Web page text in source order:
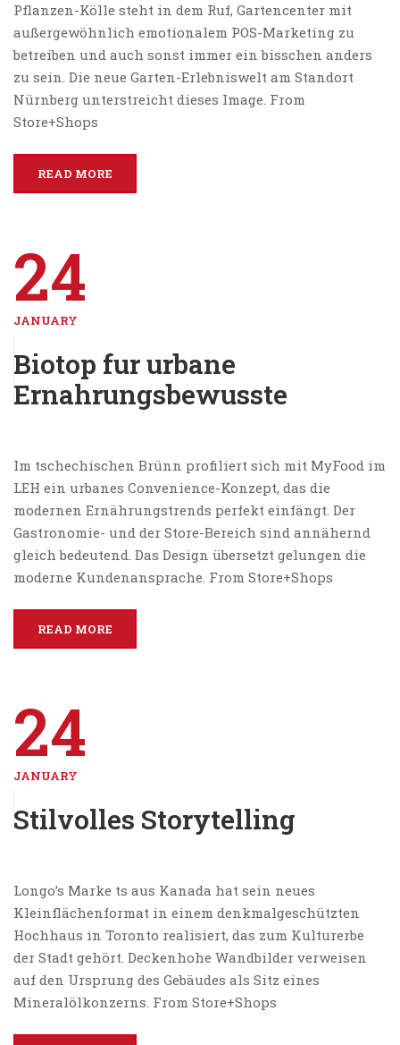
Pflanzen-Kölle steht in dem Ruf, Gartencenter mit
außergewöhnlich emotionalem POS-Marketing zu
betreiben und auch sonst immer ein bisschen anders
zu sein. Die neue Garten-Erlebniswelt am Standort
Nürnberg unterstreicht dieses Image. From
Store+Shops
READ MORE
24
JANUARY
Biotop fur urbane
Ernahrungsbewusste
Im tschechischen Brünn profiliert sich mit MyFood im
LEH ein urbanes Convenience-Konzept, das die
modernen Ernährungstrends perfekt einfängt. Der
Gastronomie- und der Store-Bereich sind annähernd
gleich bedeutend. Das Design übersetzt gelungen die
moderne Kundenansprache. From Store+Shops
READ MORE
24
JANUARY
Stilvolles Storytelling
Longo’s Marke ts aus Kanada hat sein neues
Kleinflächenformat in einem denkmalgeschützten
Hochhaus in Toronto realisiert, das zum Kulturerbe
der Stadt gehört. Deckenhohe Wandbilder verweisen
auf den Ursprung des Gebäudes als Sitz eines
Mineralölkonzerns. From Store+Shops